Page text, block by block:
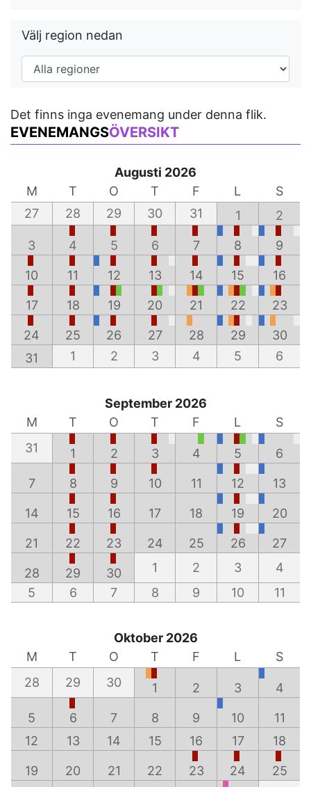
Välj region nedan
Det finns inga evenemang under denna flik.
EVENEMANGSÖVERSIKT
Augusti 2026
M
T O T F L
S
27
28 29 30 31 1 2
3 4 5 6 7 8 9
10 11 12 13 14 15 16
17 18 19 20 21 22 23
24 25 26 27 28 29
30
31
1 2 3 4 5 6
September 2026
M
T O T F L
S
31
1 2 3 4 5 6
7 8 9 10 11 12 13
14 15 16 17 18 19 20
21 22 23 24 25 26 27
28 29 30 1 2 3
4
5
6 7 8 9 10 11
Oktober 2026
M
T O T F L
S
28
29 30 1 2 3 4
5 6 7 8 9 10
11
12
13 14 15 16 17 18
19 20 21 22 23 24 25